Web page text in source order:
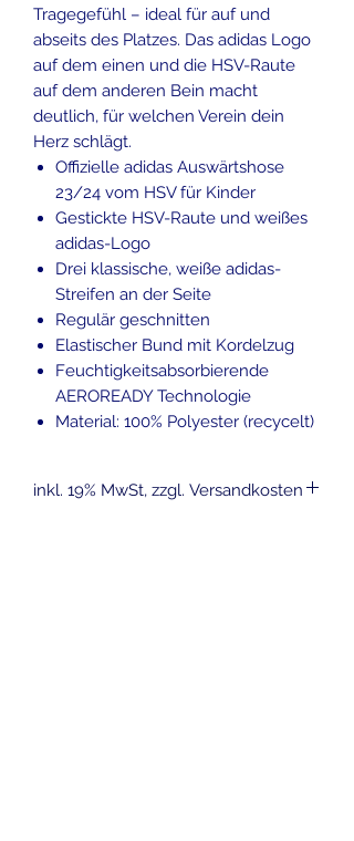
Tragegefühl – ideal für auf und
abseits des Platzes. Das adidas Logo
auf dem einen und die HSV-Raute
auf dem anderen Bein macht
deutlich, für welchen Verein dein
Herz schlägt.
Offizielle adidas Auswärtshose
23/24 vom HSV für Kinder
Gestickte HSV-Raute und weißes
adidas-Logo
Drei klassische, weiße adidas-
Streifen an der Seite
Regulär geschnitten
Elastischer Bund mit Kordelzug
Feuchtigkeitsabsorbierende
AEROREADY Technologie
Material: 100% Polyester (recycelt)
inkl. 19% MwSt, zzgl. Versandkosten